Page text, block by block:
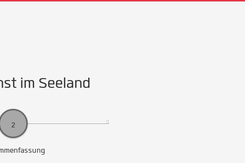
im Seeland